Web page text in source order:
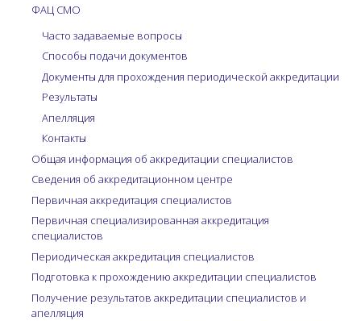
ФАЦ СМО
Часто задаваемые вопросы
Способы подачи документов
Документы для прохождения периодической аккредитации
Результаты
Апелляция
Контакты
Общая информация об аккредитации специалистов
Сведения об аккредитационном центре
Первичная аккредитация специалистов
Первичная специализированная аккредитация
специалистов
Периодическая аккредитация специалистов
Подготовка к прохождению аккредитации специалистов
Получение результатов аккредитации специалистов и
апелляция